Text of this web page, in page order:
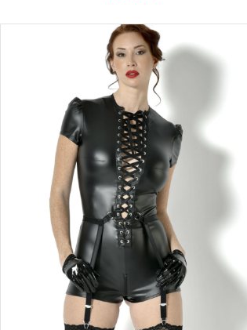
Couleur
Taille
S M L